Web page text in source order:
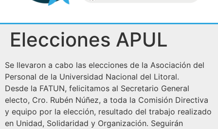
Elecciones APUL
Se llevaron a cabo las elecciones de la Asociación del
Personal de la Universidad Nacional del Litoral.
Desde la FATUN, felicitamos al Secretario General
electo, Cro. Rubén Núñez, a toda la Comisión Directiva
y equipo por la elección, resultado del trabajo realizado
en Unidad, Solidaridad y Organización. Seguirán